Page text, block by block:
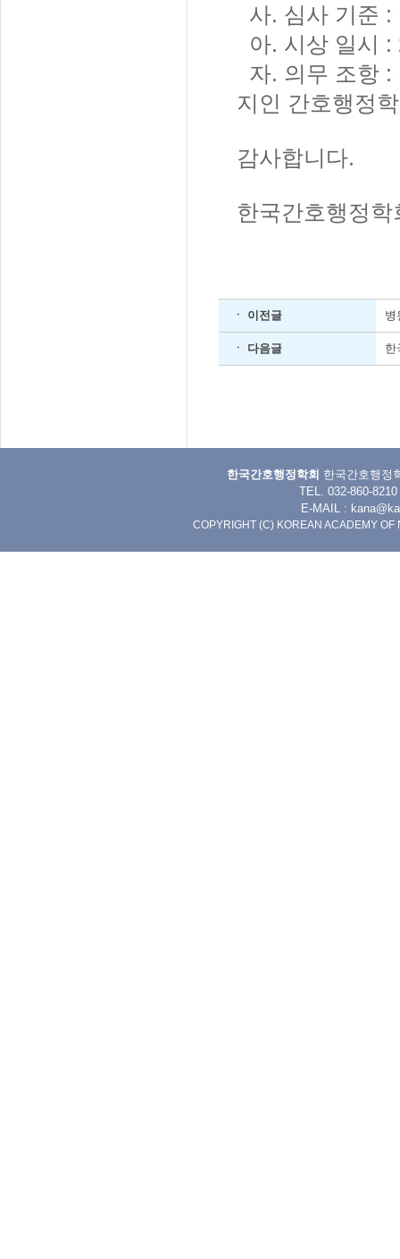
사. 심사 기준
아. 시상 일시
자. 의무 조항 :
지인 간호행정
감사합니다.
한국간호행정학
ㆍ 이전글 병
ㆍ 다음글 한
한국간호행정학회 한국간호행정
TEL. 032-860-
E-MAIL :
COPYRIGHT (C) KOREAN ACADEMY